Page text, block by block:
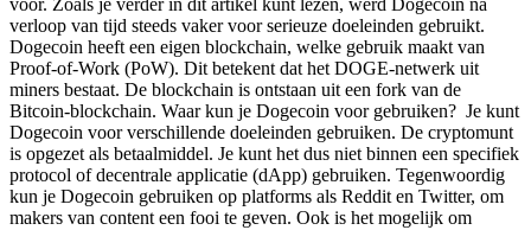
verloop van tijd steeds vaker voor serieuze doeleinden gebruikt.
Dogecoin heeft een eigen blockchain, welke gebruik maakt van
Proof-of-Work (PoW). Dit betekent dat het DOGE-netwerk uit
miners bestaat. De blockchain is ontstaan uit een fork van de
Bitcoin-blockchain. Waar kun je Dogecoin voor gebruiken? Je kunt
Dogecoin voor verschillende doeleinden gebruiken. De cryptomunt
is opgezet als betaalmiddel. Je kunt het dus niet binnen een specifiek
protocol of decentrale applicatie (dApp) gebruiken. Tegenwoordig
kun je Dogecoin gebruiken op platforms als Reddit en Twitter, om
makers van content een fooi te geven. Ook is het mogelijk om